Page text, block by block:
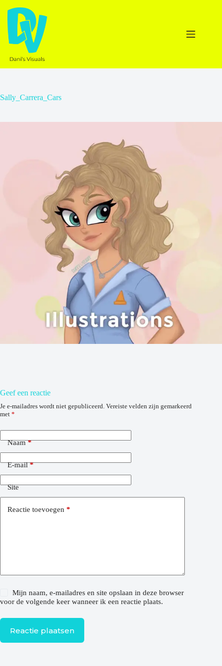
naar
inhoud
Sally_Carrera_Cars
Geef een reactie
Je e-mailadres wordt niet gepubliceerd. Vereiste velden zijn gemarkeerd
met *
Naam*
E-mail*
Site
Reactie toevoegen *
Mijn naam, e-mailadres en site opslaan in deze browser
voor de volgende keer wanneer ik een reactie plaats.
Reactie plaatsen